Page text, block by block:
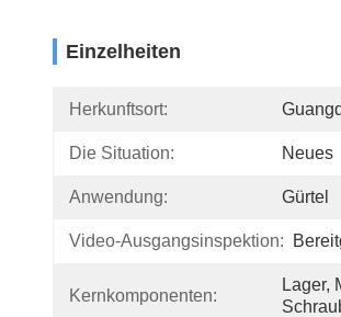
Einzelheiten
Herkunftsort:
Die Situation: Neues
Anwendung: Gürtel
Video-Ausgangsinspektion:
Kernkomponenten:
Lager,